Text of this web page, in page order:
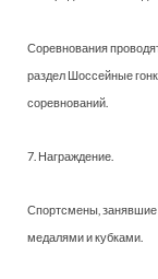
Соревнования
раздел Шоссейные
соревнований.
7. Награждение.
Спортсмены, занявшие
медалями и кубками.